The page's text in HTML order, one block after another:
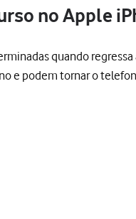
no Apple
quando
e podem tornar o